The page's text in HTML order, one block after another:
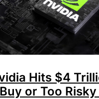
Hits $4
or Too